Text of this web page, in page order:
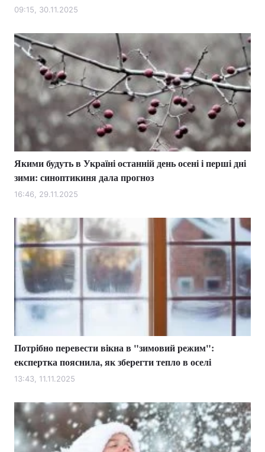
09:15, 30.11.2025
Якими будуть в Україні останній день осені і перші дні
зими: синоптикиня дала прогноз
16:46, 29.11.2025
Потрібно перевести вікна в "зимовий режим":
експертка пояснила, як зберегти тепло в оселі
13:43, 11.11.2025